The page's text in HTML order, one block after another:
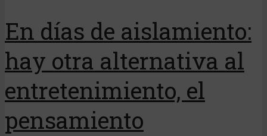
En días de aislamiento:
hay otra alternativa al
entretenimiento, el
pensamiento